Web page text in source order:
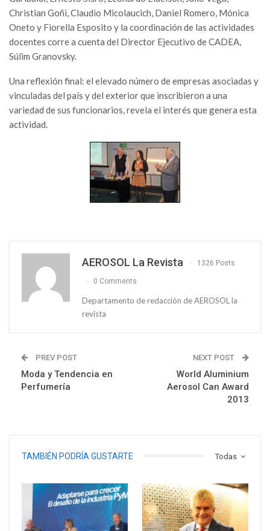
Christian Goñi, Claudio Micolaucich, Daniel Romero, Mónica
Oneto y Fiorella Esposito y la coordinación de las actividades
docentes corre a cuenta del Director Ejecutivo de CADEA,
Súlim Granovsky.
Una reflexión final: el elevado número de empresas asociadas y
vinculadas del país y del exterior que inscribieron a una
variedad de sus funcionarios, revela el interés que genera esta
actividad.
AEROSOL La Revista 1326 Posts
0 Comments
Departamento de redacción de AEROSOL la
revista
PREV POST
Moda y Tendencia en
Perfumería
NEXT POST
World Aluminium
Aerosol Can Award
2013
Todas
TAMBIÉN PODRÍA GUSTARTE